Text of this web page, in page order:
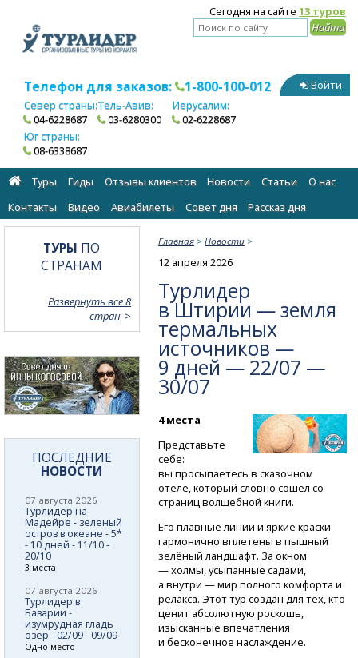
Сегодня на сайте 13 туров
Телефон для заказов: 1-800-100-012
Север страны:
04-6228687
Тель-Авив:
03-6280300
Иерусалим:
02-6228687
Юг страны:
08-6338687
Войти
Туры Гиды Отзывы клиентов Новости Статьи
О нас
Контакты
Видео Авиабилеты Cовет дня Рассказ дня
Главная >Новости >
12 апреля 2026
Турлидер
в Штирии — земля
термальных
источников —
9 дней — 22/07 —
30/07
4 места
Представьте
себе:
вы просыпаетесь в сказочном
отеле, который словно сошел со
страниц волшебной книги.
Его плавные линии и яркие краски
гармонично вплетены в пышный
зелёный ландшафт. За окном
— холмы, усыпанные садами,
а внутри — мир полного комфорта и
релакса. Этот тур создан для тех, кто
ценит абсолютную роскошь,
изысканные впечатления
и бесконечное наслаждение.
ТУРЫ ПО
СТРАНАМ
Развернуть все 8
стран
ПОСЛЕДНИЕ
НОВОСТИ
07 августа 2026
Турлидер на
Мадейре - зеленый
остров в океане - 5*
- 10 дней - 11/10 -
20/10
3 места
07 августа 2026
Турлидер в
Баварии -
изумрудная гладь
озер - 02/09 - 09/09
Одно место